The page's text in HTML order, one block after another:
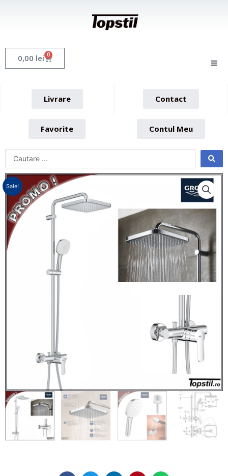
0,00 lei 0 Cart
Livrare Contact
Favorite Contul Meu
Sale!